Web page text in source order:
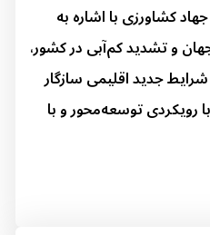
کشاورزی با اشاره به
و تشدید کم‌آبی در کشور،
شرایط جدید اقلیمی سازگار
رویکردی توسعه‌محور و با